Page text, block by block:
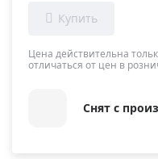
Цена действительна
отличаться от цен в
Снят с